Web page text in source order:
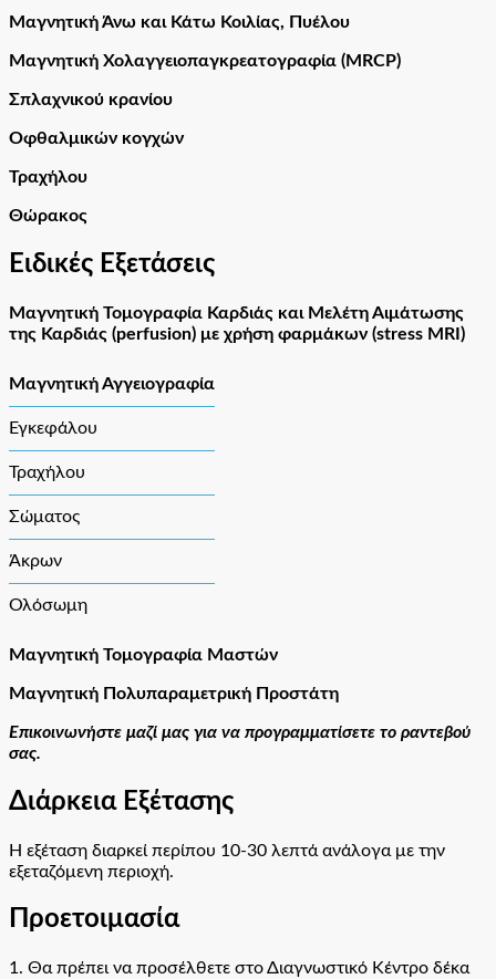
Μαγνητική Άνω και Κάτω Κοιλίας, Πυέλου
Μαγνητική Χολαγγειοπαγκρεατογραφία (MRCP)
Σπλαχνικού κρανίου
Οφθαλμικών κογχών
Τραχήλου
Θώρακος
Ειδικές Εξετάσεις
Μαγνητική Τομογραφία Καρδιάς και Μελέτη Αιμάτωσης
της Καρδιάς (perfusion) με χρήση φαρμάκων (stress MRI)
Μαγνητική Αγγειογραφία
Εγκεφάλου
Τραχήλου
Σώματος
Άκρων
Ολόσωμη
Μαγνητική Τομογραφία Μαστών
Μαγνητική Πολυπαραμετρική Προστάτη
Επικοινωνήστε μαζί μας για να προγραμματίσετε το ραντεβού
σας.
Διάρκεια Εξέτασης
Η εξέταση διαρκεί περίπου 10-30 λεπτά ανάλογα με την
εξεταζόμενη περιοχή.
Προετοιμασία
1. Θα πρέπει να προσέλθετε στο Διαγνωστικό Κέντρο δέκα